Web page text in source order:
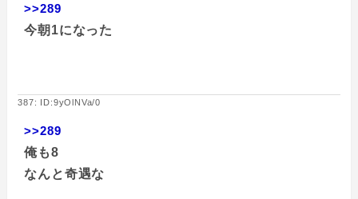
>>289
今朝1になった
387: ID:9yOlNVa/0
>>289
俺も8
なんと奇遇な